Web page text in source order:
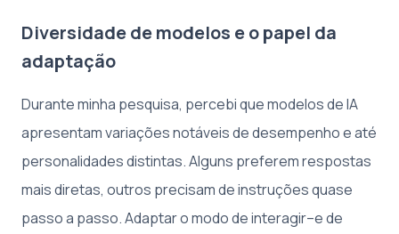
Diversidade de modelos e o papel da
adaptação
Durante minha pesquisa, percebi que modelos de IA
apresentam variações notáveis de desempenho e até
personalidades distintas. Alguns preferem respostas
mais diretas, outros precisam de instruções quase
passo a passo. Adaptar o modo de interagir–e de